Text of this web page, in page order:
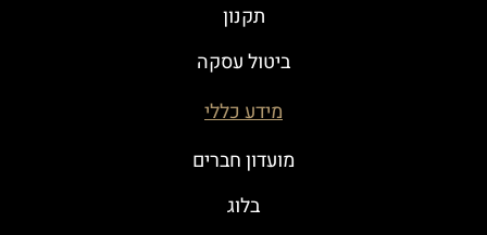
תקנון
ביטול עסקה
מידע כללי
מועדון חברים
בלוג